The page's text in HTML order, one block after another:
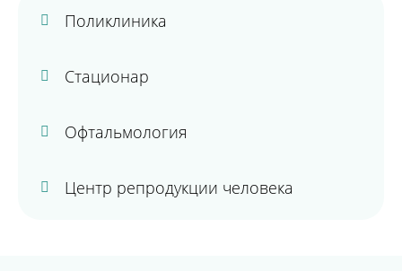
Поликлиника
Стационар
Офтальмология
Центр репродукции человека